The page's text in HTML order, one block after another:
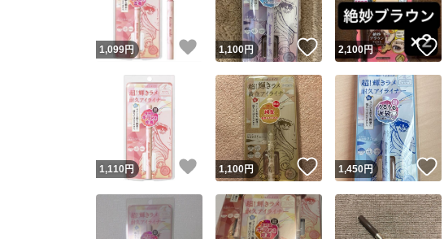
安心発送
1,099円 いいね！
1,100円 いいね！
2,100円
1,110 円 いいね！
1,100円 いいね！
1,450円